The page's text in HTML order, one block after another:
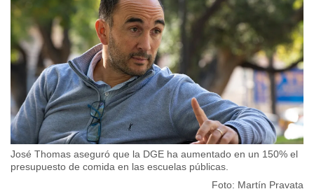
José Thomas aseguró que la DGE ha aumentado en un 150% el
presupuesto de comida en las escuelas públicas.
Foto: Martín Pravata